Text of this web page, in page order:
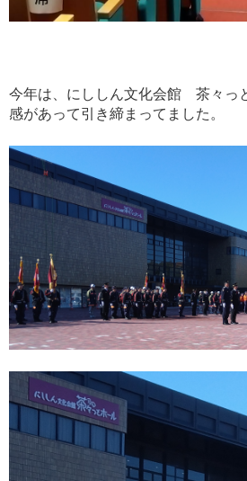
今年は、にししん文化会館 茶
感があって引き締まってました。